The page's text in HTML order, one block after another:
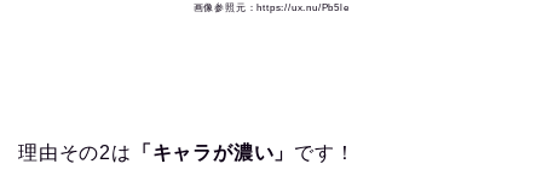
画像参照元：https://ux.nu/Pb5le
理由その2は 「キャラが濃い」 です！